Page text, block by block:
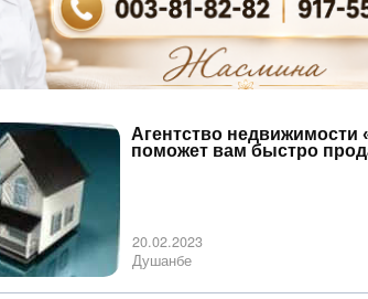
Агентство недвижимости
поможет вам быстро
20.02.2023
Душанбе